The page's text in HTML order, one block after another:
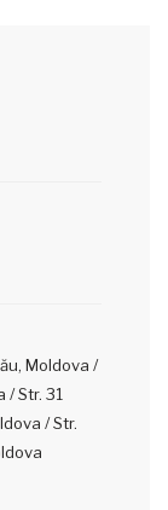
Moldova /
/ Str. 31
/ Str.